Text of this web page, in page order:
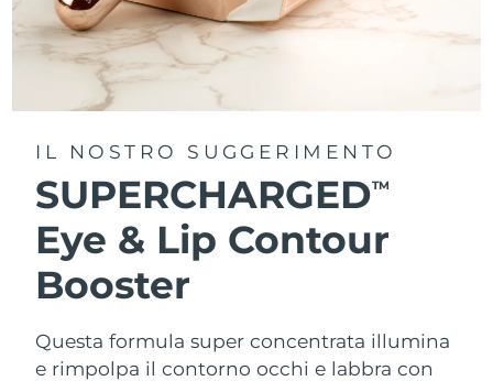
IL NOSTRO SUGGERIMENTO
SUPERCHARGEDTM
Eye & Lip Contour
Booster
Questa formula super concentrata illumina
e rimpolpa il contorno occhi e labbra con